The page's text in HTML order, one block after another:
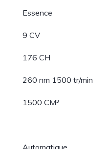
Essence
9 CV
176 CH
260 nm 1500 tr/min
1500 CM³
Automatique